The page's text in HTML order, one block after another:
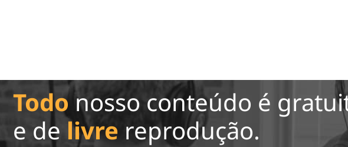
Todonosso conteúdo é
e de livre reprodução.